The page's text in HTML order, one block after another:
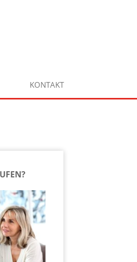
KONTAKT